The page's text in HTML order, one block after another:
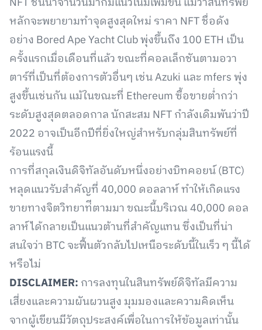
หลักจะพยายามทำจุดสูงสุดใหม่ ราคา NFT ชื่อดัง
อย่าง Bored Ape Yacht Club พุ่งขึ้นถึง 100 ETH เป็น
ครั้งแรกเมื่อเดือนที่แล้ว ขณะที่คอลเล็กชันตามอวา
ตาร์ที่เป็นที่ต้องการตัวอื่นๆ เช่น Azuki และ mfers พุ่ง
สูงขึ้นเช่นกัน แม้ในขณะที่ Ethereum ซื้อขายต่ำกว่า
ระดับสูงสุดตลอดกาล นักสะสม NFT กำลังเดิมพันว่าปี
2022 อาจเป็นอีกปีที่ยิ่งใหญ่สำหรับกลุ่มสินทรัพย์ที่
ร้อนแรงนี้
การที่สกุลเงินดิจิทัลอันดับหนึ่งอย่างบิทคอยน์ (BTC)
หลุดแนวรับสำคัญที่ 40,000 ดอลลาห์ ทำให้เกิดแรง
ขายทางจิตวิทยาท่ีตามมา ขณะนี้บริเวณ 40,000 ดอล
ลาห์ได้กลายเป็นแนวต้านที่สำคัญแทน ซึ่งเป็นที่น่า
สนใจว่า BTC จะฟื้นตัวกลับไปเหนือระดับนี้ในเร็ว ๆ นี้ได้
หรือไม่
DISCLAIMER: การลงทุนในสินทรัพย์ดิจิทัลมีความ
เสี่ยงและความผันผวนสูง มุมมองและความคิดเห็น
จากผู้เขียนมีวัตถุประสงค์เพื่อในการให้ข้อมูลเท่านั้น